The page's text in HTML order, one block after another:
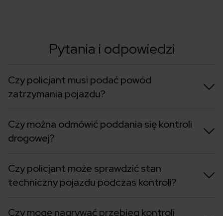
Pytania i odpowiedzi
Czy policjant musi podać powód
zatrzymania pojazdu?
Czy można odmówić poddania się kontroli
drogowej?
Czy policjant może sprawdzić stan
techniczny pojazdu podczas kontroli?
Czy mogę nagrywać przebieg kontroli